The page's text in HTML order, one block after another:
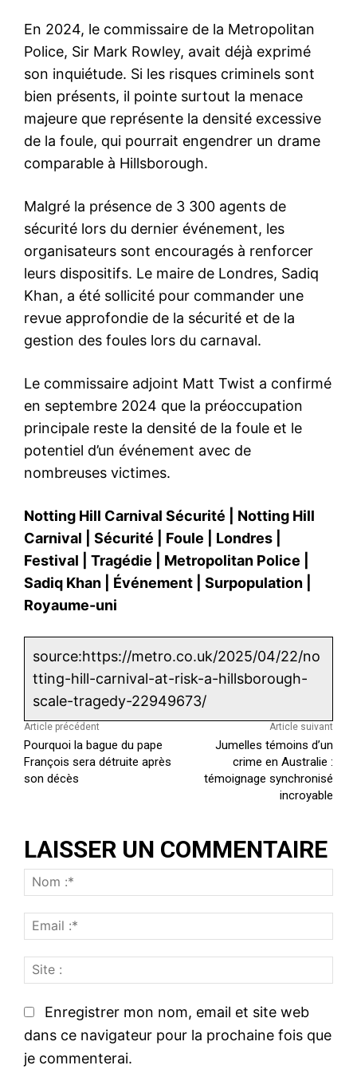
En 2024, le commissaire de la Metropolitan
Police, Sir Mark Rowley, avait déjà exprimé
son inquiétude. Si les risques criminels sont
bien présents, il pointe surtout la menace
majeure que représente la densité excessive
de la foule, qui pourrait engendrer un drame
comparable à Hillsborough.
Malgré la présence de 3 300 agents de
sécurité lors du dernier événement, les
organisateurs sont encouragés à renforcer
leurs dispositifs. Le maire de Londres, Sadiq
Khan, a été sollicité pour commander une
revue approfondie de la sécurité et de la
gestion des foules lors du carnaval.
Le commissaire adjoint Matt Twist a confirmé
en septembre 2024 que la préoccupation
principale reste la densité de la foule et le
potentiel d’un événement avec de
nombreuses victimes.
Notting Hill Carnival Sécurité
Notting Hill
Carnival
Sécurité Foule Londres
Festival
Tragédie Metropolitan Police
Sadiq Khan
Événement Surpopulation
Royaume-uni
source:https://metro.co.uk/2025/04/22/no
tting-hill-carnival-at-risk-a-hillsborough-
scale-tragedy-22949673/
Article précédent
Pourquoi la bague du pape
François sera détruite après
son décès
Article suivant
Jumelles témoins d’un
crime en Australie :
témoignage synchronisé
incroyable
LAISSER UN COMMENTAIRE
o
:m
ii
Enregistrer mon nom, email et site web
dans ce navigateur pour la prochaine fois que
je commenterai.